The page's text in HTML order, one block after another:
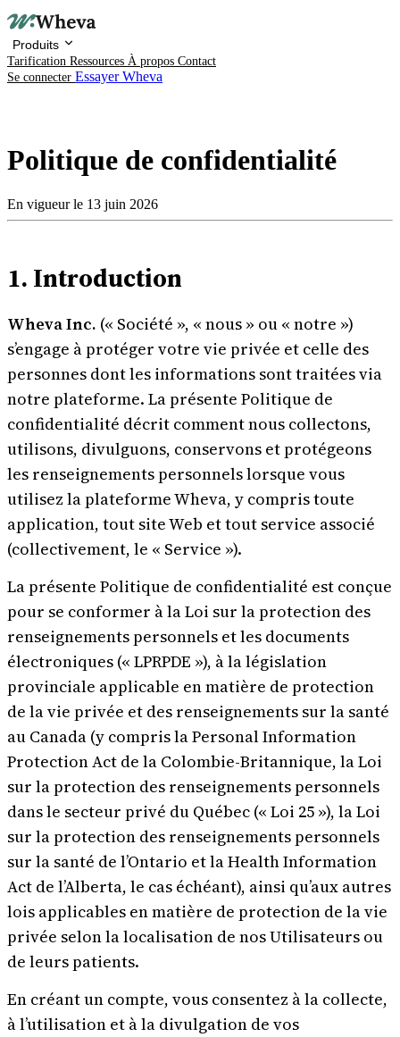
Produits
Tarification Ressources À propos Contact
Se connecter Essayer Wheva
Tarification
Ressources
À propos
Contact
Essayer Wheva Se connecter
Politique de confidentialité
En vigueur le 13 juin 2026
1. Introduction
Wheva Inc. (« Société », « nous » ou « notre »)
s’engage à protéger votre vie privée et celle des
personnes dont les informations sont traitées via
notre plateforme. La présente Politique de
confidentialité décrit comment nous collectons,
utilisons, divulguons, conservons et protégeons
les renseignements personnels lorsque vous
utilisez la plateforme Wheva, y compris toute
application, tout site Web et tout service associé
(collectivement, le « Service »).
La présente Politique de confidentialité est conçue
pour se conformer à la Loi sur la protection des
renseignements personnels et les documents
électroniques (« LPRPDE »), à la législation
provinciale applicable en matière de protection
de la vie privée et des renseignements sur la santé
au Canada (y compris la Personal Information
Protection Act de la Colombie-Britannique, la Loi
sur la protection des renseignements personnels
dans le secteur privé du Québec (« Loi 25 »), la Loi
sur la protection des renseignements personnels
sur la santé de l’Ontario et la Health Information
Act de l’Alberta, le cas échéant), ainsi qu’aux autres
lois applicables en matière de protection de la vie
privée selon la localisation de nos Utilisateurs ou
de leurs patients.
En créant un compte, vous consentez à la collecte,
à l’utilisation et à la divulgation de vos